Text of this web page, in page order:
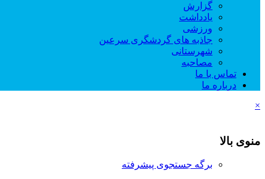
گزارش
یادداشت
ورزشی
جاذبه های گردشگری سرعین
شهرستانی
مصاحبه
تماس با ما
درباره ما
×
منوی بالا
برگه جستجوی پیشرفته